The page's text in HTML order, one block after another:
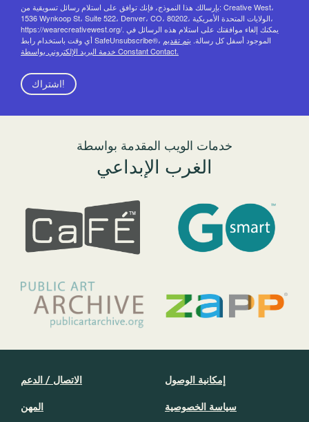
بإرسالك هذا النموذج، فإنك توافق على استلام رسائل تسويقية من: Creative West،
1536 Wynkoop St، Suite 522، Denver، CO، 80202، الولايات المتحدة الأمريكية،
https://wearecreativewest.org/. يمكنك إلغاء موافقتك على استلام هذه الرسائل في
أي وقت باستخدام رابط SafeUnsubscribe®، الموجود أسفل كل رسالة. يتم تقديم
خدمة البريد الإلكتروني بواسطة Constant Contact.
اشتراك!
خدمات الويب المقدمة بواسطة
الغرب الإبداعي
الاتصال / الدعم
المهن
إمكانية الوصول
سياسة الخصوصية